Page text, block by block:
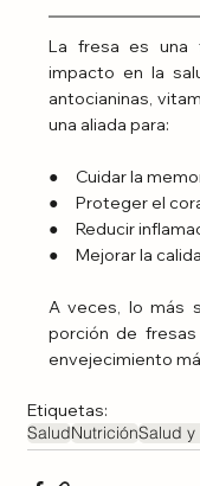
La fresa es una
impacto en la
antocianinas,
una aliada para:
●     Cuidar la
●     Proteger el
●     Reducir
●     Mejorar la
A veces, lo más
porción de
envejecimiento
Etiquetas:
SaludNutriciónSalud y